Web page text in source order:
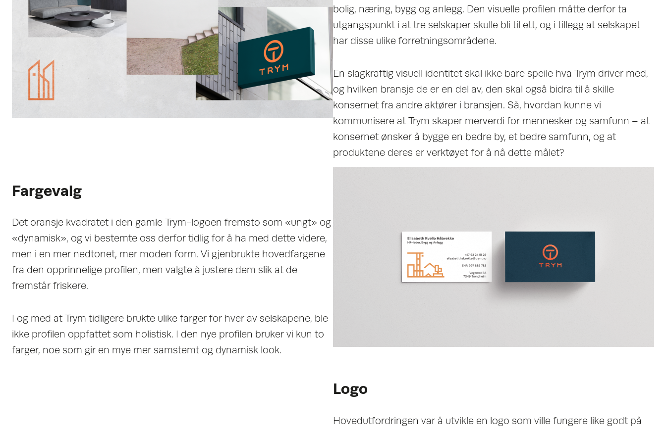
bolig, næring, bygg og anlegg. Den visuelle profilen måtte derfor ta
utgangspunkt i at tre selskaper skulle bli til ett, og i tillegg at selskapet
har disse ulike forretningsområdene.
En slagkraftig visuell identitet skal ikke bare speile hva Trym driver med,
og hvilken bransje de er en del av, den skal også bidra til å skille
konsernet fra andre aktører i bransjen. Så, hvordan kunne vi
kommunisere at Trym skaper merverdi for mennesker og samfunn – at
konsernet ønsker å bygge en bedre by, et bedre samfunn, og at
produktene deres er verktøyet for å nå dette målet?
Fargevalg
Det oransje kvadratet i den gamle Trym-logoen fremsto som «ungt» og
«dynamisk», og vi bestemte oss derfor tidlig for å ha med dette videre,
men i en mer nedtonet, mer moden form. Vi gjenbrukte hovedfargene
fra den opprinnelige profilen, men valgte å justere dem slik at de
fremstår friskere.
I og med at Trym tidligere brukte ulike farger for hver av selskapene, ble
ikke profilen oppfattet som holistisk. I den nye profilen bruker vi kun to
farger, noe som gir en mye mer samstemt og dynamisk look.
Logo
Hovedutfordringen var å utvikle en logo som ville fungere like godt på